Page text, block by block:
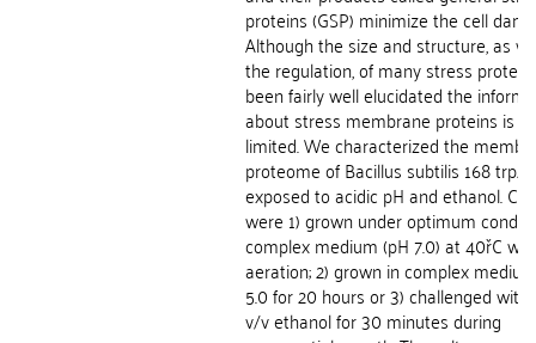
proteins (GSP) minimize the cell
Although the size and structure, as
the regulation, of many stress
been fairly well elucidated the
about stress membrane proteins is
limited. We characterized the
proteome of Bacillus subtilis 168 trp2-
exposed to acidic pH and ethanol.
were 1) grown under optimum
complex medium (pH 7.0) at 40řC
aeration; 2) grown in complex
5.0 for 20 hours or 3) challenged with
v/v ethanol for 30 minutes during